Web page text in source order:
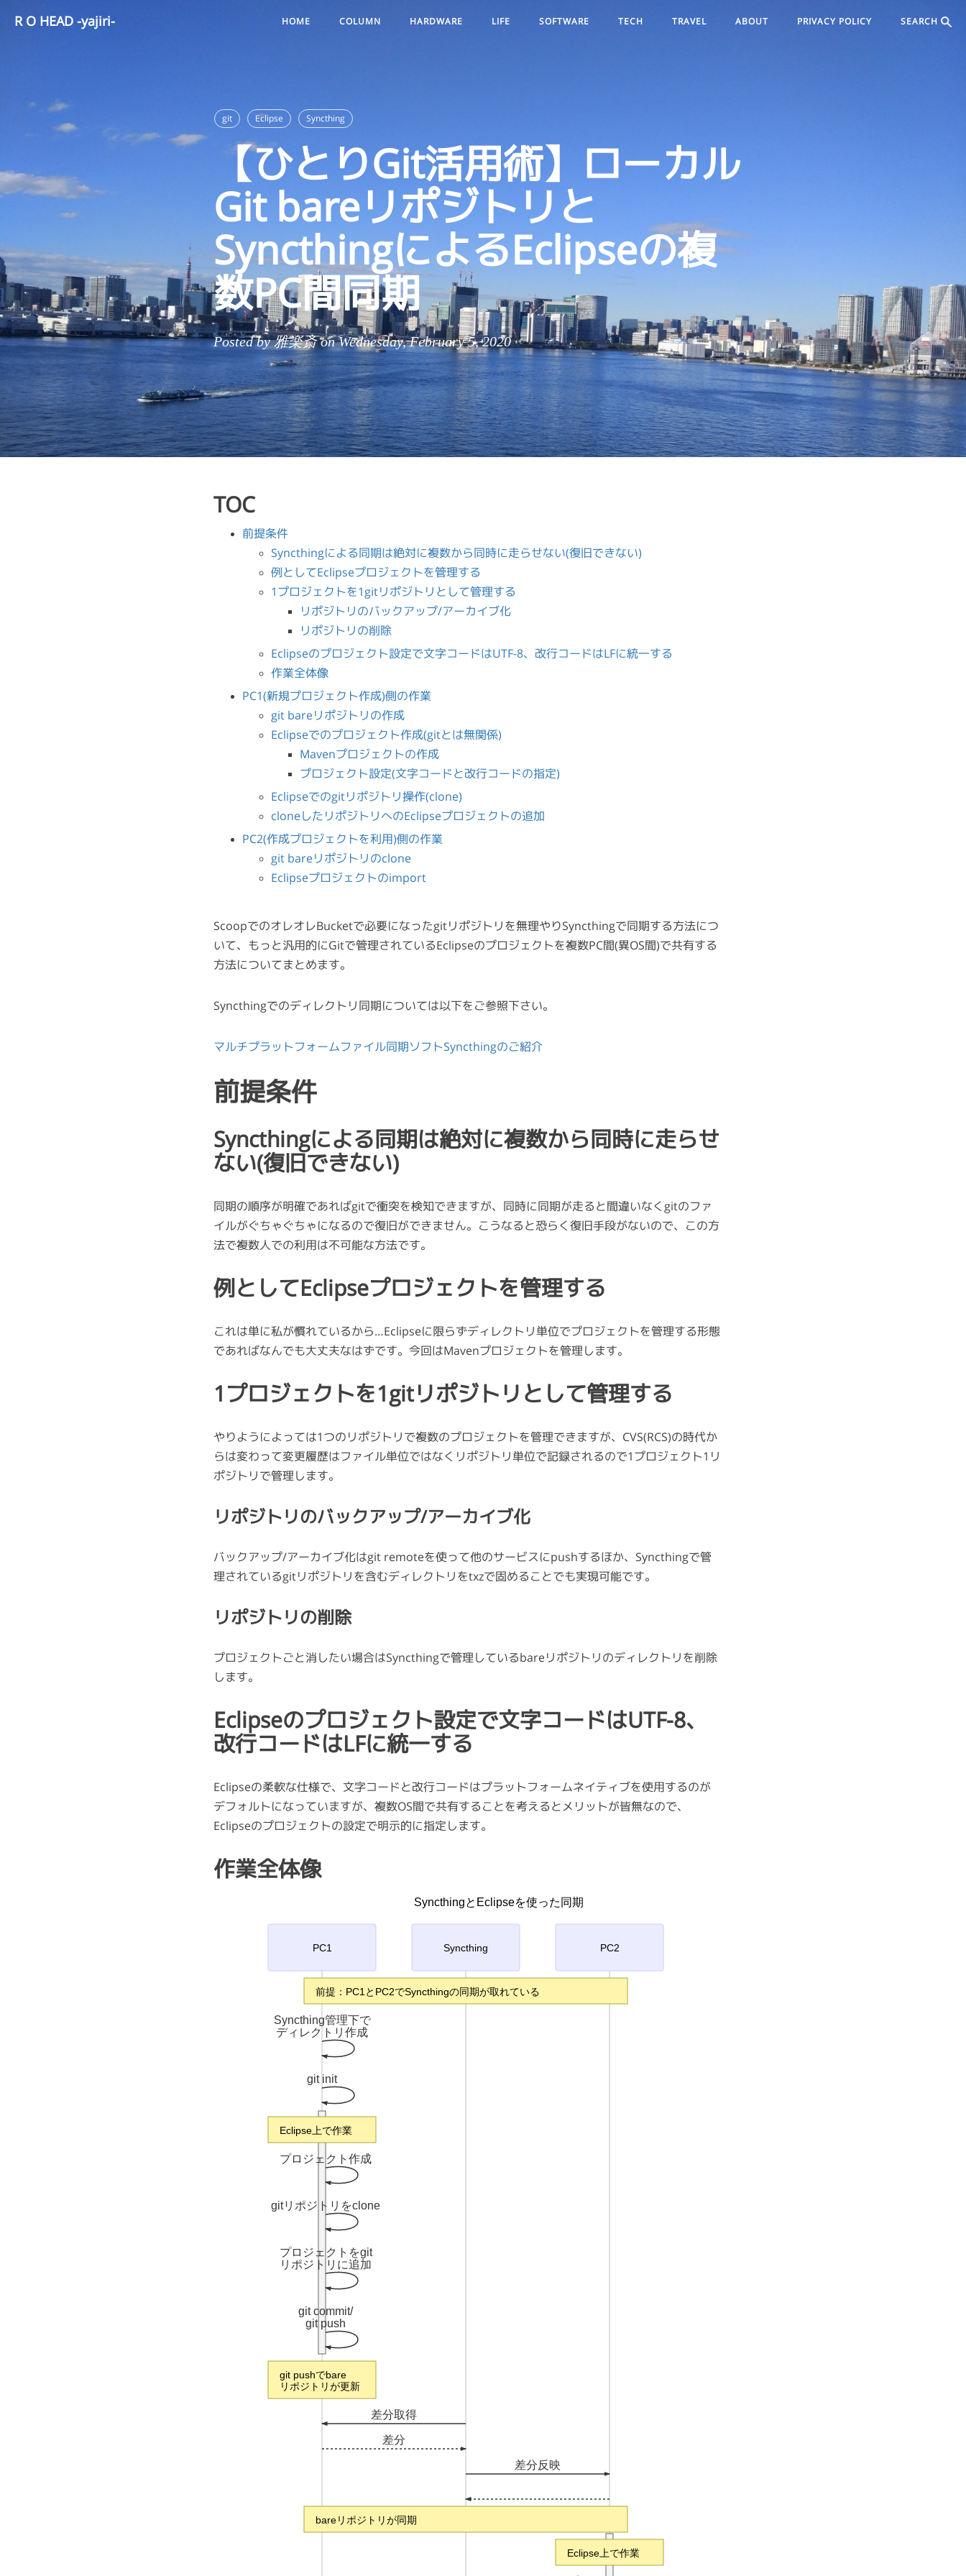
R O HEAD -yajiri- HOME COLUMN HARDWARE LIFE SOFTWARE TECH TRAVEL ABOUT PRIVACY POLICY SEARCH
git Eclipse Syncthing
【ひとりGit活用術】ローカル
Git bareリポジトリと
SyncthingによるEclipseの複
数PC間同期
Posted by 雅楽斎 on Wednesday, February 5, 2020
TOC
前提条件
Syncthingによる同期は絶対に複数から同時に走らせない(復旧できない)
例としてEclipseプロジェクトを管理する
1プロジェクトを1gitリポジトリとして管理する
リポジトリのバックアップ/アーカイブ化
リポジトリの削除
Eclipseのプロジェクト設定で文字コードはUTF-8、改行コードはLFに統一する
作業全体像
PC1(新規プロジェクト作成)側の作業
git bareリポジトリの作成
Eclipseでのプロジェクト作成(gitとは無関係)
Mavenプロジェクトの作成
プロジェクト設定(文字コードと改行コードの指定)
Eclipseでのgitリポジトリ操作(clone)
cloneしたリポジトリへのEclipseプロジェクトの追加
PC2(作成プロジェクトを利用)側の作業
git bareリポジトリのclone
Eclipseプロジェクトのimport
ScoopでのオレオレBucketで必要になったgitリポジトリを無理やりSyncthingで同期する方法につ
いて、もっと汎用的にGitで管理されているEclipseのプロジェクトを複数PC間(異OS間)で共有する
方法についてまとめます。
Syncthingでのディレクトリ同期については以下をご参照下さい。
マルチプラットフォームファイル同期ソフトSyncthingのご紹介
前提条件
Syncthingによる同期は絶対に複数から同時に走らせ
ない(復旧できない)
同期の順序が明確であればgitで衝突を検知できますが、同時に同期が走ると間違いなくgitのファ
イルがぐちゃぐちゃになるので復旧ができません。こうなると恐らく復旧手段がないので、この方
法で複数人での利用は不可能な方法です。
例としてEclipseプロジェクトを管理する
これは単に私が慣れているから…Eclipseに限らずディレクトリ単位でプロジェクトを管理する形態
であればなんでも大丈夫なはずです。今回はMavenプロジェクトを管理します。
1プロジェクトを1gitリポジトリとして管理する
やりようによっては1つのリポジトリで複数のプロジェクトを管理できますが、CVS(RCS)の時代か
らは変わって変更履歴はファイル単位ではなくリポジトリ単位で記録されるので1プロジェクト1リ
ポジトリで管理します。
リポジトリのバックアップ/アーカイブ化
バックアップ/アーカイブ化はgit remoteを使って他のサービスにpushするほか、Syncthingで管
理されているgitリポジトリを含むディレクトリをtxzで固めることでも実現可能です。
リポジトリの削除
プロジェクトごと消したい場合はSyncthingで管理しているbareリポジトリのディレクトリを削除
します。
Eclipseのプロジェクト設定で文字コードはUTF-8、
改行コードはLFに統一する
Eclipseの柔軟な仕様で、文字コードと改行コードはプラットフォームネイティブを使用するのが
デフォルトになっていますが、複数OS間で共有することを考えるとメリットが皆無なので、
Eclipseのプロジェクトの設定で明示的に指定します。
作業全体像
PC1 Syncthing PC2
前提：PC1とPC2でSyncthingの同期が取れている
Syncthing管理下で
ディレクトリ作成
git init
Eclipse上で作業
プロジェクト作成
gitリポジトリをclone
プロジェクトをgit
リポジトリに追加
git commit/
git push
git pushでbare
リポジトリが更新
差分取得
差分
差分反映
bareリポジトリが同期
Eclipse上で作業
SyncthingとEclipseを使った同期